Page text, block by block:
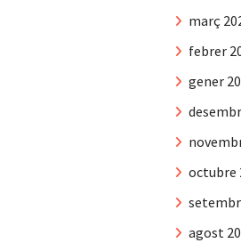
març
febrer
gener
octubre
agost